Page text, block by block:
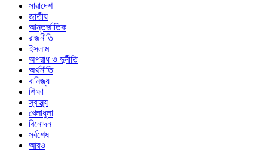
সারাদেশ
জাতীয়
আন্তর্জাতিক
রাজনীতি
ইসলাম
অপরাধ ও দুর্নীতি
অর্থনীতি
বানিজ্য
শিক্ষা
স্বাস্থ্য
খেলাধুলা
বিনোদন
সর্বশেষ
আরও